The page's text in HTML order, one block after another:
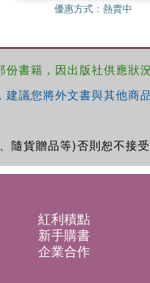
優惠方式： 熱賣中
書籍，因出版社供應狀
議您將外文書與其他商
貨贈品等)否則恕不接受
紅利積點
新手購書
企業合作